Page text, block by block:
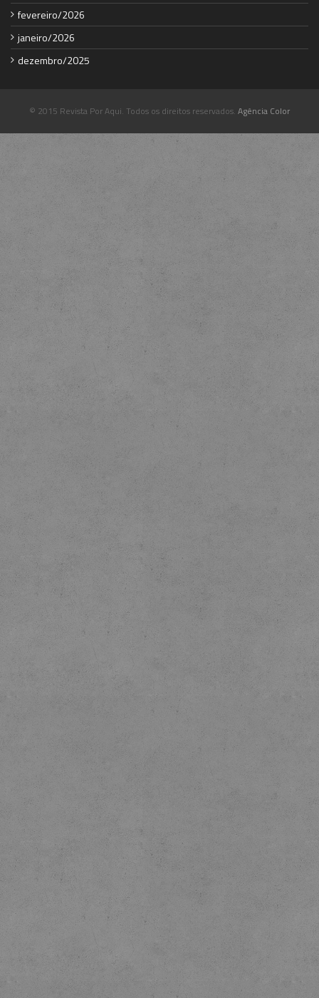
fevereiro/2026
janeiro/2026
dezembro/2025
© 2015 Revista Por Aqui. Todos os direitos reservados. Agência Color